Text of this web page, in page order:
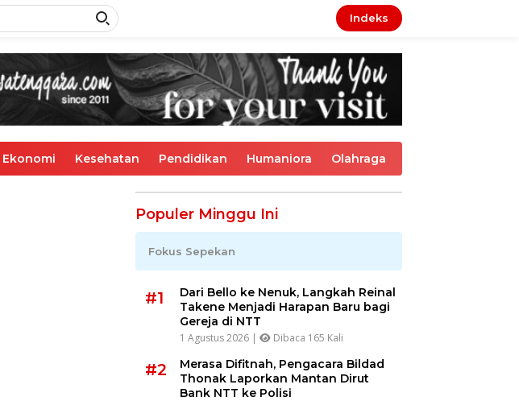
Indeks
Ekonomi Kesehatan Pendidikan Humaniora Olahraga
Populer Minggu Ini
Fokus Sepekan
#1
Dari Bello ke Nenuk, Langkah Reinal
Takene Menjadi Harapan Baru bagi
Gereja di NTT
1 Agustus 2026 | Dibaca 165 Kali
#2
Merasa Difitnah, Pengacara Bildad
Thonak Laporkan Mantan Dirut
Bank NTT ke Polisi